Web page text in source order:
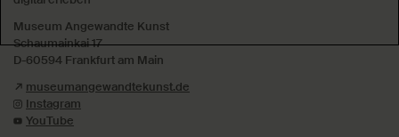
Museum Angewandte Kunst
Schaumainkai 17
D-60594 Frankfurt am Main
museumangewandtekunst.de
Instagram
YouTube